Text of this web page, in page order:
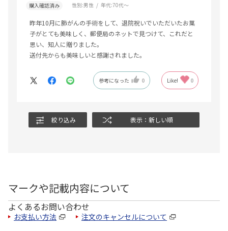
購入確認済み 性別:男性 年代:70代～
昨年10月に肺がんの手術をして、退院祝いでいただいたお菓
子がとても美味しく、郵便局のネットで見つけて、これだと
思い、知人に贈りました。
送付先からも美味しいと感謝されました。
参考になった 0 Like! 0
絞り込み 表示：新しい順
マークや記載内容について
よくあるお問い合わせ
お支払い方法 注文のキャンセルについて